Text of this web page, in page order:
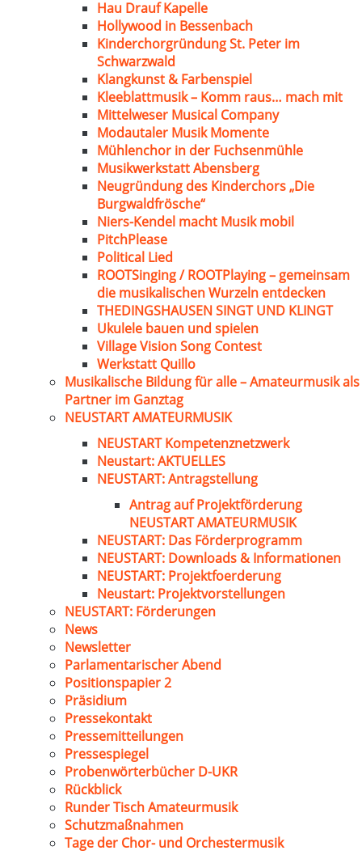
Hau Drauf Kapelle
Hollywood in Bessenbach
Kinderchorgründung St. Peter im
Schwarzwald
Klangkunst & Farbenspiel
Kleeblattmusik – Komm raus… mach mit
Mittelweser Musical Company
Modautaler Musik Momente
Mühlenchor in der Fuchsenmühle
Musikwerkstatt Abensberg
Neugründung des Kinderchors „Die
Burgwaldfrösche“
Niers-Kendel macht Musik mobil
PitchPlease
Political Lied
ROOTSinging / ROOTPlaying – gemeinsam
die musikalischen Wurzeln entdecken
THEDINGSHAUSEN SINGT UND KLINGT
Ukulele bauen und spielen
Village Vision Song Contest
Werkstatt Quillo
Musikalische Bildung für alle – Amateurmusik als
Partner im Ganztag
NEUSTART AMATEURMUSIK
NEUSTART Kompetenznetzwerk
Neustart: AKTUELLES
NEUSTART: Antragstellung
Antrag auf Projektförderung
NEUSTART AMATEURMUSIK
NEUSTART: Das Förderprogramm
NEUSTART: Downloads & Informationen
NEUSTART: Projektfoerderung
Neustart: Projektvorstellungen
NEUSTART: Förderungen
News
Newsletter
Parlamentarischer Abend
Positionspapier 2
Präsidium
Pressekontakt
Pressemitteilungen
Pressespiegel
Probenwörterbücher D-UKR
Rückblick
Runder Tisch Amateurmusik
Schutzmaßnahmen
Tage der Chor- und Orchestermusik